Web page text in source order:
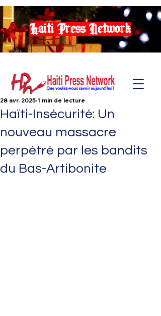
Haiti Press Network
Haïti-Insécurité: Un
nouveau massacre
perpétré par les bandits
du Bas-Artibonite
28 avr. 2025 1 min de lecture